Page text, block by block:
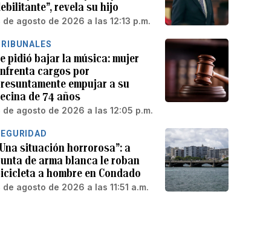
revela su hijo
de agosto de 2026 a las 12:13 p.m.
pidió bajar la música: mujer
cargos por
empujar a su
de 74 años
de agosto de 2026 a las 12:05 p.m.
situación horrorosa”: a
de arma blanca le roban
a hombre en Condado
de agosto de 2026 a las 11:51 a.m.